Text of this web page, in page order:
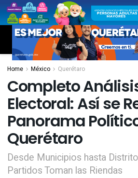
Home México Querétaro
Completo
Electoral: Así se
Panorama
Querétaro
Desde Municipios hasta
Partidos Toman las Riendas